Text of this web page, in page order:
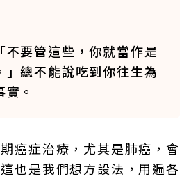
不要管這些，你就當作是
」總不能說吃到你往生為
。
癌症治療，尤其是肺癌，會
也是我們想方設法，用遍各